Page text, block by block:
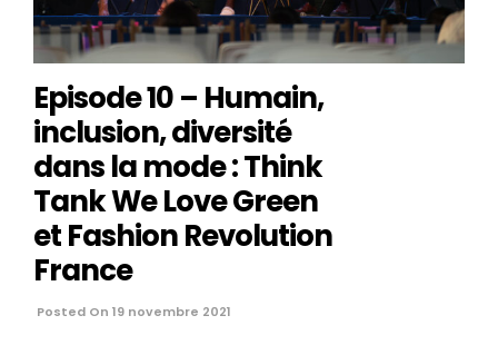
Episode 10 – Humain,
inclusion, diversité
dans la mode : Think
Tank We Love Green
et Fashion Revolution
France
Posted On 19 novembre 2021